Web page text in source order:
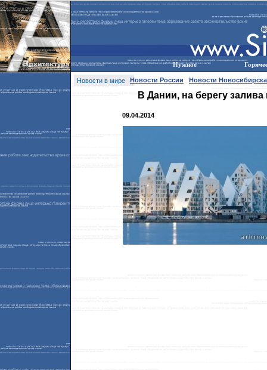
Нужное
Новости в мире Новости России Новости Новосибирска
В Дании, на берегу
09.04.2014